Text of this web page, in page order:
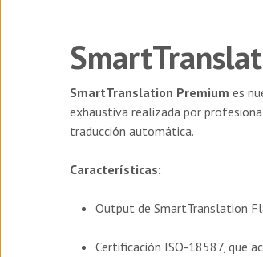
SmartTranslation Premium es
exhaustiva realizada por
traducción automática.
Características:
Output de SmartTranslation
Certificación ISO-18587, que